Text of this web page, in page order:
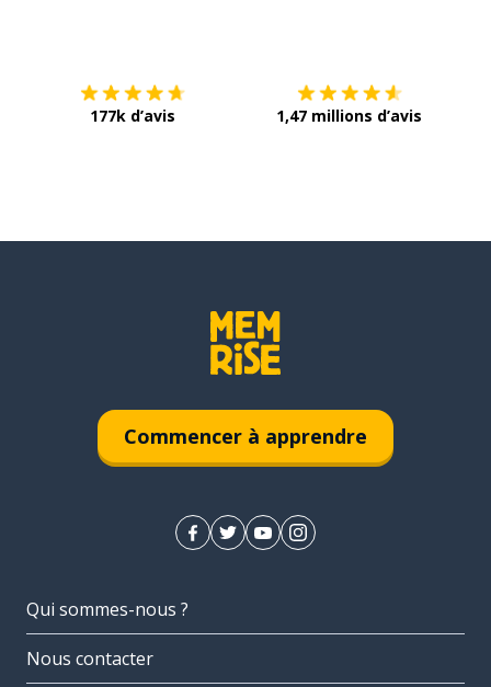
177k d’avis 1,47 millions d’avis
Commencer à apprendre
Qui sommes-nous ?
Nous contacter